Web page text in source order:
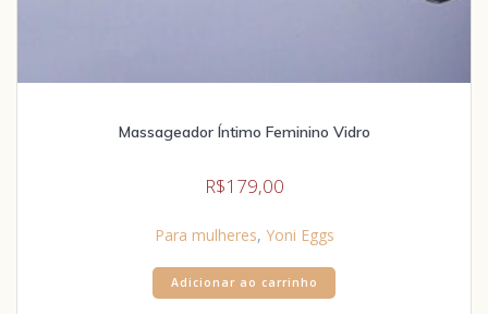
Massageador Íntimo Feminino Vidro
R$179,00
Para mulheres, Yoni Eggs
Adicionar ao carrinho